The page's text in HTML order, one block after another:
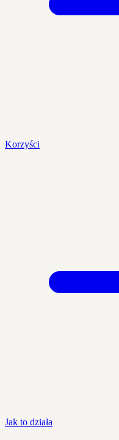
Korzyści
Jak to działa